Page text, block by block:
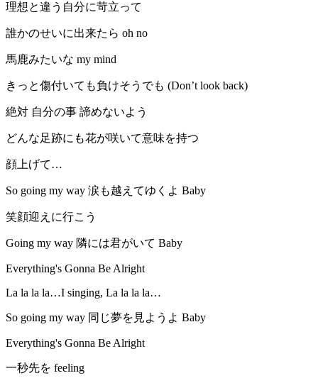
理想と違う自分に苛立って
誰かのせいに出来たら oh no
馬鹿みたいな my mind
きっと傷付いても負けそうでも (Don’t look back)
絶対 自分の事 諦めないよう
どんな足跡にも花が咲いて意味を持つ
顔上げて…
So going my way 涙も越えてゆくよ Baby
笑顔迎えに行こう
Going my way 隣には君がいて Baby
Everything's Gonna Be Alright
La la la la…I singing, La la la la…
So going my way 同じ夢を見ようよ Baby
Everything's Gonna Be Alright
一秒先を feeling